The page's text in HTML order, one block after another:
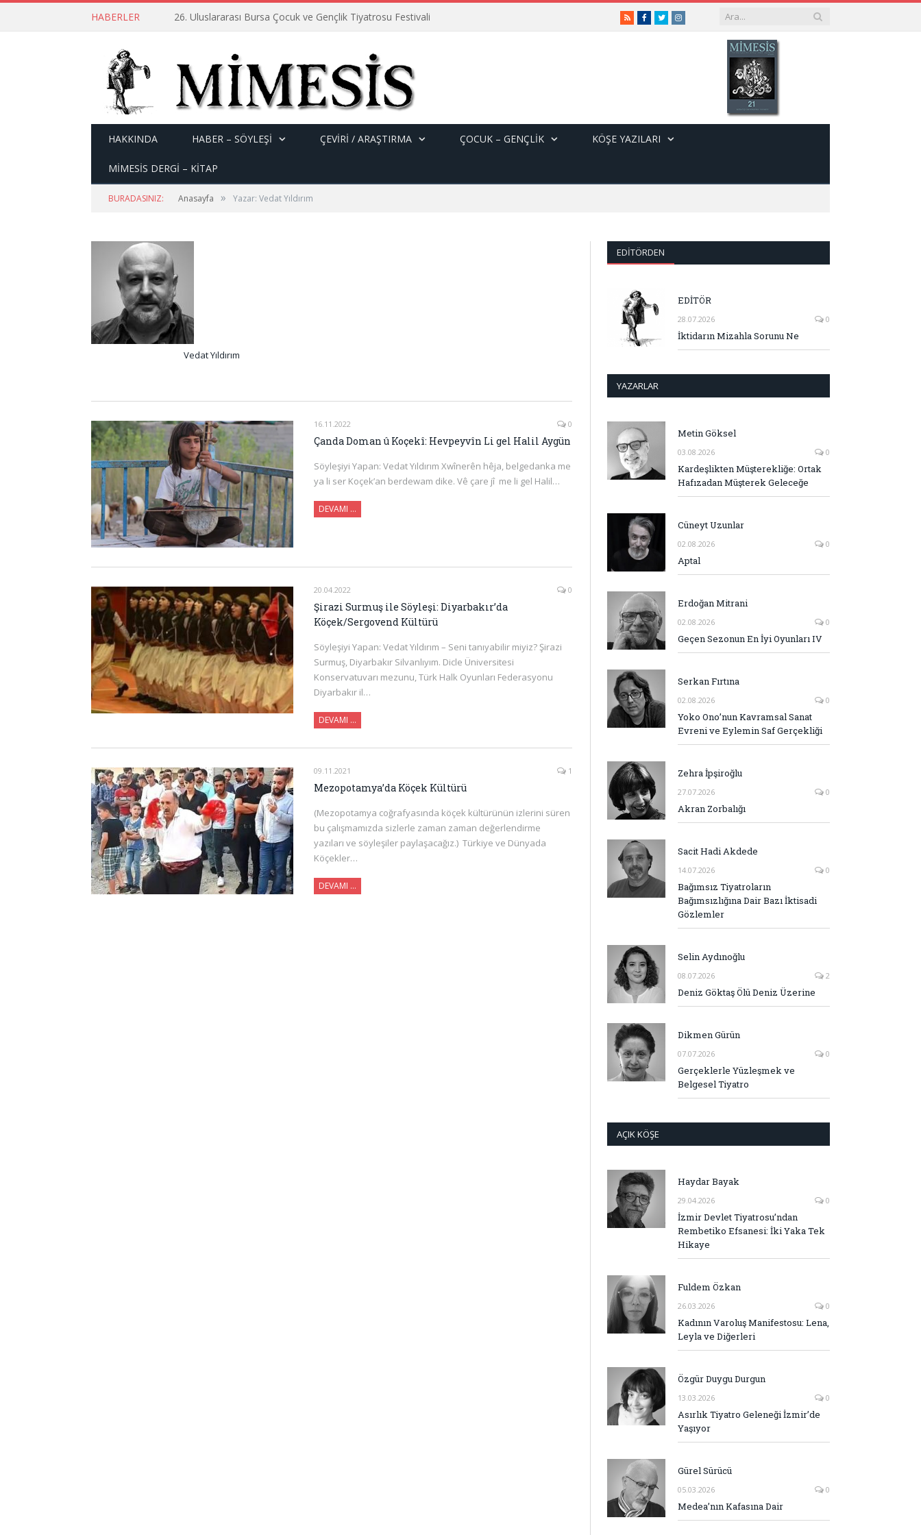
HABERLER 26. Uluslararası Bursa Çocuk ve Gençlik Tiyatrosu Festivali RSSFacebook
TwitterInstagram
HAKKINDA HABER – SÖYLEŞI ÇEVİRİ / ARAŞTIRMA ÇOCUK – GENÇLIK KÖŞE YAZILARI
MİMESİS DERGİ – KİTAP
BURADASINIZ: Anasayfa » Yazar: Vedat Yıldırım
Vedat Yıldırım
16.11.2022 0
Çanda Doman û Koçekî: Hevpeyvîn Li gel Halil Aygün
Söyleşiyi Yapan: Vedat Yıldırım Xwînerên hêja, belgedanka me
ya li ser Koçek’an berdewam dike. Vê çare jî me li gel Halil…
DEVAMI …
20.04.2022 0
Şirazi Surmuş ile Söyleşi: Diyarbakır’da
Köçek/Sergovend Kültürü
Söyleşiyi Yapan: Vedat Yıldırım – Seni tanıyabilir miyiz? Şirazi
Surmuş, Diyarbakır Silvanlıyım. Dicle Üniversitesi
Konservatuvarı mezunu, Türk Halk Oyunları Federasyonu
Diyarbakır il…
DEVAMI …
09.11.2021 1
Mezopotamya’da Köçek Kültürü
(Mezopotamya coğrafyasında köçek kültürünün izlerini süren
bu çalışmamızda sizlerle zaman zaman değerlendirme
yazıları ve söyleşiler paylaşacağız.) Türkiye ve Dünyada
Köçekler…
DEVAMI …
EDITÖRDEN
EDİTÖR
28.07.2026 0
İktidarın Mizahla Sorunu Ne
YAZARLAR
Metin Göksel
03.08.2026 0
Kardeşlikten Müşterekliğe: Ortak
Hafızadan Müşterek Geleceğe
Cüneyt Uzunlar
02.08.2026 0
Aptal
Erdoğan Mitrani
02.08.2026 0
Geçen Sezonun En İyi Oyunları IV
Serkan Fırtına
02.08.2026 0
Yoko Ono’nun Kavramsal Sanat
Evreni ve Eylemin Saf Gerçekliği
Zehra İpşiroğlu
27.07.2026 0
Akran Zorbalığı
Sacit Hadi Akdede
14.07.2026 0
Bağımsız Tiyatroların
Bağımsızlığına Dair Bazı İktisadi
Gözlemler
Selin Aydınoğlu
08.07.2026 2
Deniz Göktaş Ölü Deniz Üzerine
Dikmen Gürün
07.07.2026 0
Gerçeklerle Yüzleşmek ve
Belgesel Tiyatro
AÇIK KÖŞE
Haydar Bayak
29.04.2026 0
İzmir Devlet Tiyatrosu’ndan
Rembetiko Efsanesi: İki Yaka Tek
Hikaye
Fuldem Özkan
26.03.2026 0
Kadının Varoluş Manifestosu: Lena,
Leyla ve Diğerleri
Özgür Duygu Durgun
13.03.2026 0
Asırlık Tiyatro Geleneği İzmir’de
Yaşıyor
Gürel Sürücü
05.03.2026 0
Medea’nın Kafasına Dair